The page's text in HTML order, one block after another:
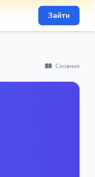
Зайти
Словник